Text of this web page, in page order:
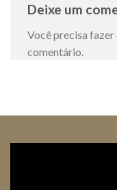
Deixe um
Você precisa fazer
comentário.